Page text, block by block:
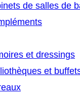
de salles de
et dressings
et